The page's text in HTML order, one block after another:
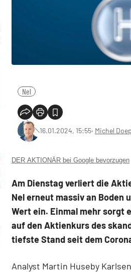
Nel
16.01.2024, 15:55‧ Michel
DER AKTIONÄR bei Google bevorzugen
Am Dienstag verliert die
Nel erneut massiv an Boden
Wert ein. Einmal mehr sorgt
auf den Aktienkurs des
tiefste Stand seit dem
Analyst Martin Huseby